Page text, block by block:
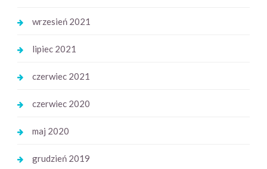
wrzesień 2021
lipiec 2021
czerwiec 2021
czerwiec 2020
maj 2020
grudzień 2019